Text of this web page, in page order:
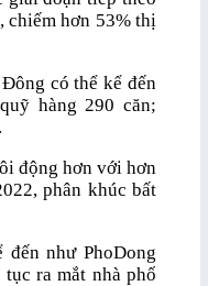
chiếm hơn 53% thị
có thể kể đến
hàng 290 căn;
động hơn với hơn
phân khúc bất
như PhoDong
ra mắt nhà phố